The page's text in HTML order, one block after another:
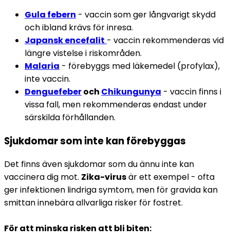
Gula febern - vaccin som ger långvarigt skydd
och ibland krävs för inresa.
Japansk encefalit - vaccin rekommenderas vid
längre vistelse i riskområden.
Malaria - förebyggs med läkemedel (profylax),
inte vaccin.
Denguefeber och Chikungunya - vaccin finns i
vissa fall, men rekommenderas endast under
särskilda förhållanden.
Sjukdomar som inte kan förebyggas
Det finns även sjukdomar som du ännu inte kan
vaccinera dig mot. Zika-virus är ett exempel - ofta
ger infektionen lindriga symtom, men för gravida kan
smittan innebära allvarliga risker för fostret.
För att minska risken att bli biten: